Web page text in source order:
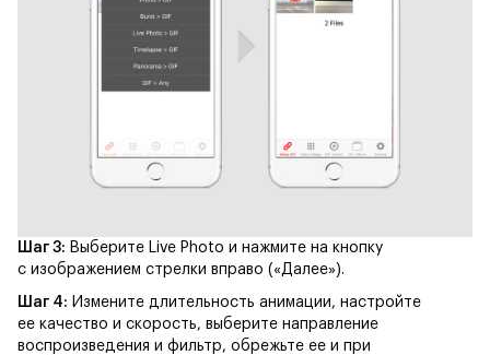
Шаг 3: Выберите Live Photo и нажмите на кнопку
с изображением стрелки вправо («Далее»).
Шаг 4: Измените длительность анимации, настройте
ее качество и скорость, выберите направление
воспроизведения и фильтр, обрежьте ее и при